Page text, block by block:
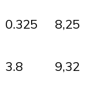
0.325 8,25
3.8 9,32